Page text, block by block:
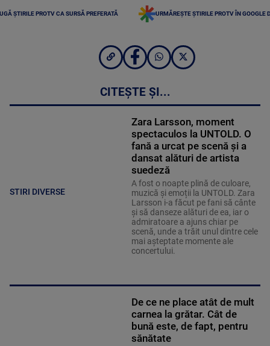
ȘTIRILE PROTV CA SURSĂ PREFERATĂ URMĂREȘTE ȘTIRILE PROTV ÎN GOOGLE
CITEȘTE ȘI...
STIRI DIVERSE
Zara Larsson, moment
spectaculos la UNTOLD. O
fană a urcat pe scenă și a
dansat alături de artista
suedeză
A fost o noapte plină de culoare,
muzică și emoții la UNTOLD. Zara
Larsson i-a făcut pe fani să cânte
și să danseze alături de ea, iar o
admiratoare a ajuns chiar pe
scenă, unde a trăit unul dintre cele
mai așteptate momente ale
concertului.
De ce ne place atât de mult
carnea la grătar. Cât de
bună este, de fapt, pentru
sănătate